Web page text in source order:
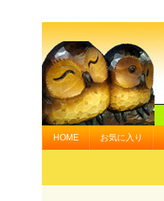
HOME お気に入り